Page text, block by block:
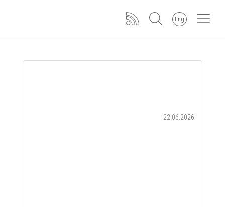
Eng
22.06.2026